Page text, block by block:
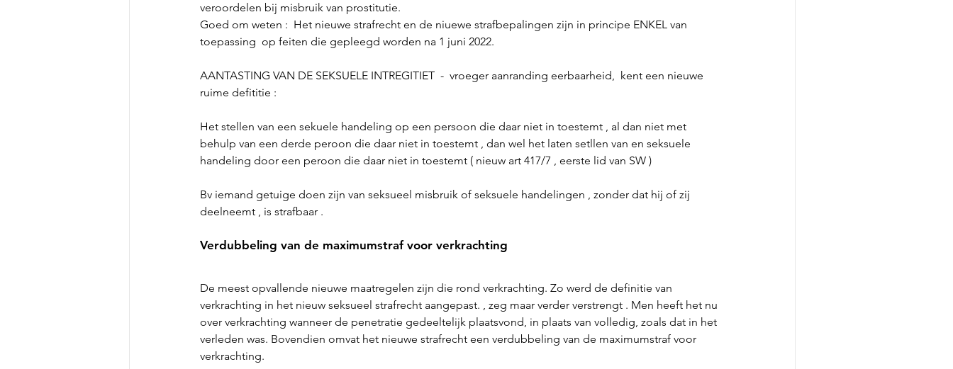
veroordelen bij misbruik van prostitutie.
Goed om weten :  Het nieuwe strafrecht en de niuewe strafbepalingen zijn in principe ENKEL van
toepassing  op feiten die gepleegd worden na 1 juni 2022.
AANTASTING VAN DE SEKSUELE INTREGITIET  -  vroeger aanranding eerbaarheid,  kent een nieuwe
ruime defititie :
Het stellen van een sekuele handeling op een persoon die daar niet in toestemt , al dan niet met
behulp van een derde peroon die daar niet in toestemt , dan wel het laten setllen van en seksuele
handeling door een peroon die daar niet in toestemt ( nieuw art 417/7 , eerste lid van SW )
Bv iemand getuige doen zijn van seksueel misbruik of seksuele handelingen , zonder dat hij of zij
deelneemt , is strafbaar .
Verdubbeling van de maximumstraf voor verkrachting
De meest opvallende nieuwe maatregelen zijn die rond verkrachting. Zo werd de definitie van
verkrachting in het nieuw seksueel strafrecht aangepast. , zeg maar verder verstrengt . Men heeft het nu
over verkrachting wanneer de penetratie gedeeltelijk plaatsvond, in plaats van volledig, zoals dat in het
verleden was. Bovendien omvat het nieuwe strafrecht een verdubbeling van de maximumstraf voor
verkrachting.